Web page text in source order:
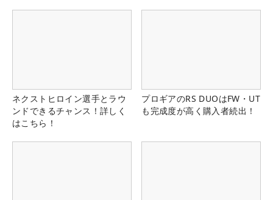
ネクストヒロイン選手とラウ
ンドできるチャンス！詳しく
はこちら！
プロギアのRS DUOはFW・UT
も完成度が高く購入者続出！